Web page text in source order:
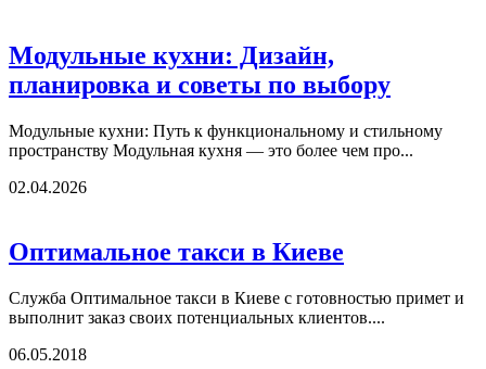
Модульные кухни: Дизайн,
планировка и советы по выбору
Модульные кухни: Путь к функциональному и стильному
пространству Модульная кухня — это более чем про...
02.04.2026
Оптимальное такси в Киеве
Служба Оптимальное такси в Киеве с готовностью примет и
выполнит заказ своих потенциальных клиентов....
06.05.2018